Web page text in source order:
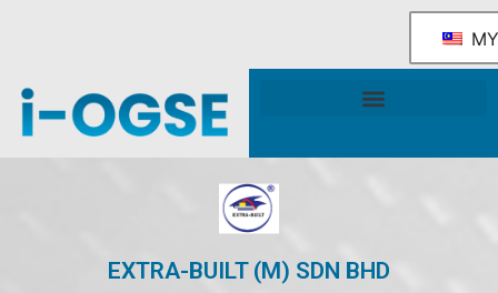
MY
EXTRA-BUILT (M) SDN BHD